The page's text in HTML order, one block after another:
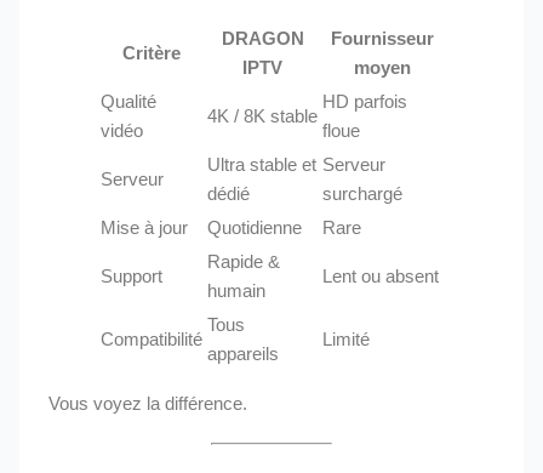
Critère
DRAGON
IPTV
Fournisseur
moyen
Qualité
vidéo
4K / 8K stable
HD parfois
floue
Serveur
Ultra stable et
dédié
Serveur
surchargé
Mise à jour
Quotidienne Rare
Support
Rapide &
humain
Lent ou absent
Compatibilité
Tous
appareils
Limité
Vous voyez la différence.